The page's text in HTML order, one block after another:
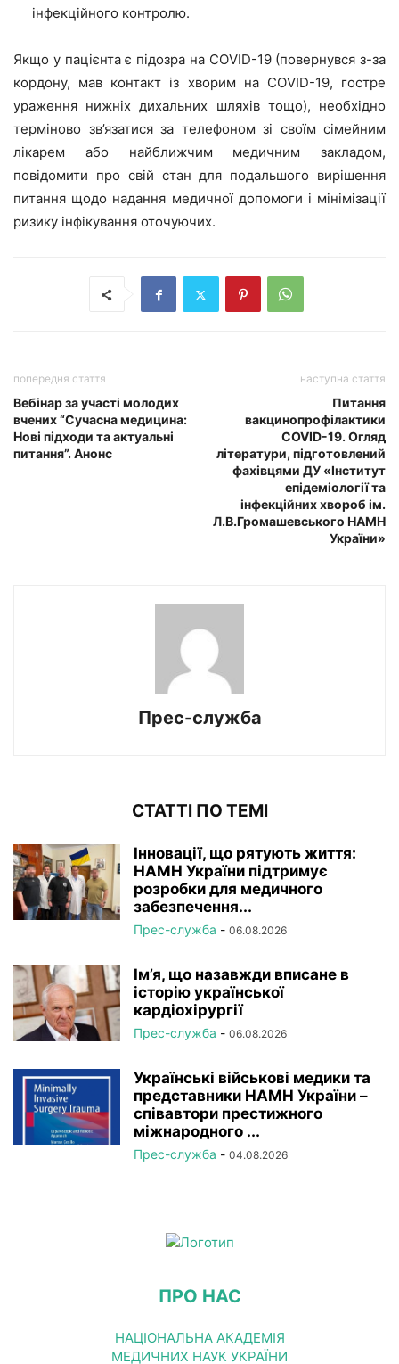
інфекційного контролю.
Якщо у пацієнта є підозра на COVID-19 (повернувся з-за
кордону, мав контакт із хворим на COVID-19, гостре
ураження нижніх дихальних шляхів тощо), необхідно
терміново зв’язатися за телефоном зі своїм сімейним
лікарем або найближчим медичним закладом,
повідомити про свій стан для подальшого вирішення
питання щодо надання медичної допомоги і мінімізації
ризику інфікування оточуючих.
попередня стаття
Вебінар за участі молодих
вчених “Сучасна медицина:
Нові підходи та актуальні
питання”. Анонс
наступна стаття
Питання
вакцинопрофілактики
COVID-19. Огляд
літератури, підготовлений
фахівцями ДУ «Інститут
епідеміології та
інфекційних хвороб ім.
Л.В.Громашевського НАМН
України»
Прес-служба
СТАТТІ ПО ТЕМІ
Інновації, що рятують життя:
НАМН України підтримує
розробки для медичного
забезпечення...
Прес-служба - 06.08.2026
Ім’я, що назавжди вписане в
історію української
кардіохірургії
Прес-служба - 06.08.2026
Українські військові медики та
представники НАМН України –
співавтори престижного
міжнародного ...
Прес-служба - 04.08.2026
ПРО НАС
НАЦІОНАЛЬНА АКАДЕМІЯ
МЕДИЧНИХ НАУК УКРАЇНИ